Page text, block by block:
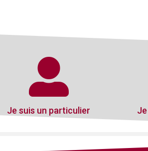
Je suis un particulier